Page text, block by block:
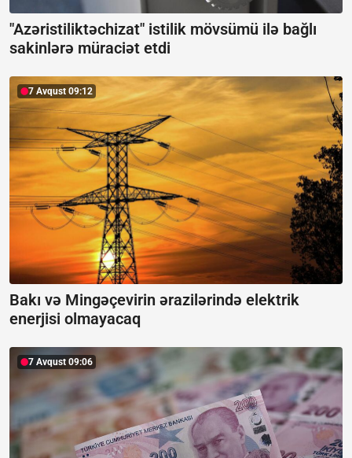
"Azəristiliktəchizat" istilik mövsümü ilə bağlı
sakinlərə müraciət etdi
7 Avqust 09:12
Bakı və Mingəçevirin ərazilərində elektrik
enerjisi olmayacaq
7 Avqust 09:06